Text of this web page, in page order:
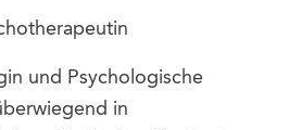
und Psychologische
in